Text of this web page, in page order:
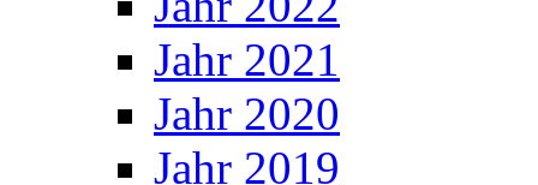
Jahr 2021
Jahr 2020
Jahr 2019